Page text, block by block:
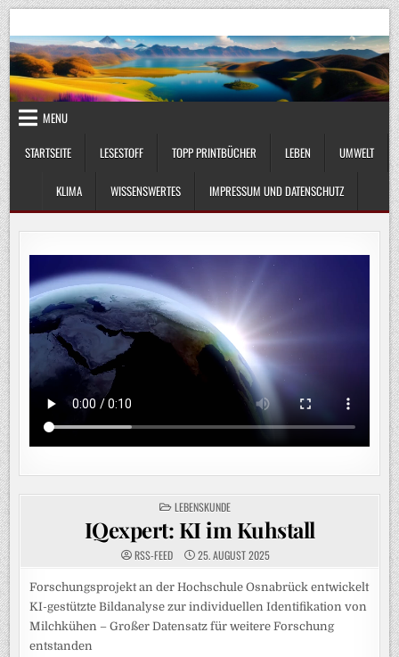
Skip
to
content
UmweltKlima.com
MENU
STARTSEITE
LESESTOFF TOPP PRINTBÜCHER LEBEN UMWELT
KLIMA WISSENSWERTES IMPRESSUM UND DATENSCHUTZ
POSTED
IN
LEBENSKUNDE
IQexpert: KI im Kuhstall
RSS-FEED 25. AUGUST 2025
Forschungsprojekt an der Hochschule Osnabrück entwickelt
KI-gestützte Bildanalyse zur individuellen Identifikation von
Milchkühen – Großer Datensatz für weitere Forschung
entstanden